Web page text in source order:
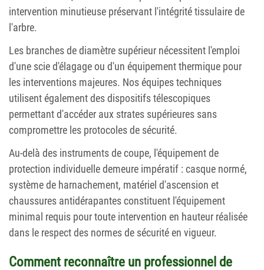
intervention minutieuse préservant l'intégrité tissulaire de
l'arbre.
Les branches de diamètre supérieur nécessitent l'emploi
d'une scie d'élagage ou d'un équipement thermique pour
les interventions majeures. Nos équipes techniques
utilisent également des dispositifs télescopiques
permettant d'accéder aux strates supérieures sans
compromettre les protocoles de sécurité.
Au-delà des instruments de coupe, l'équipement de
protection individuelle demeure impératif : casque normé,
système de harnachement, matériel d'ascension et
chaussures antidérapantes constituent l'équipement
minimal requis pour toute intervention en hauteur réalisée
dans le respect des normes de sécurité en vigueur.
Comment reconnaître un professionnel de